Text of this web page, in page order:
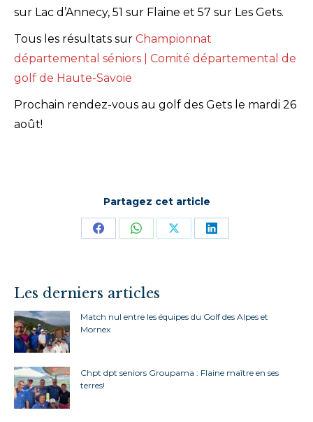
sur Lac d’Annecy, 51 sur Flaine et 57 sur Les Gets.
Tous les résultats sur Championnat
départemental séniors | Comité départemental de
golf de Haute-Savoie
Prochain rendez-vous au golf des Gets le mardi 26
août!
Partagez cet article
PartagerPartagerPartagerPartager
Les derniers articles
Match nul entre les équipes du Golf des Alpes et
Mornex
Chpt dpt seniors Groupama : Flaine maître en ses
terres!